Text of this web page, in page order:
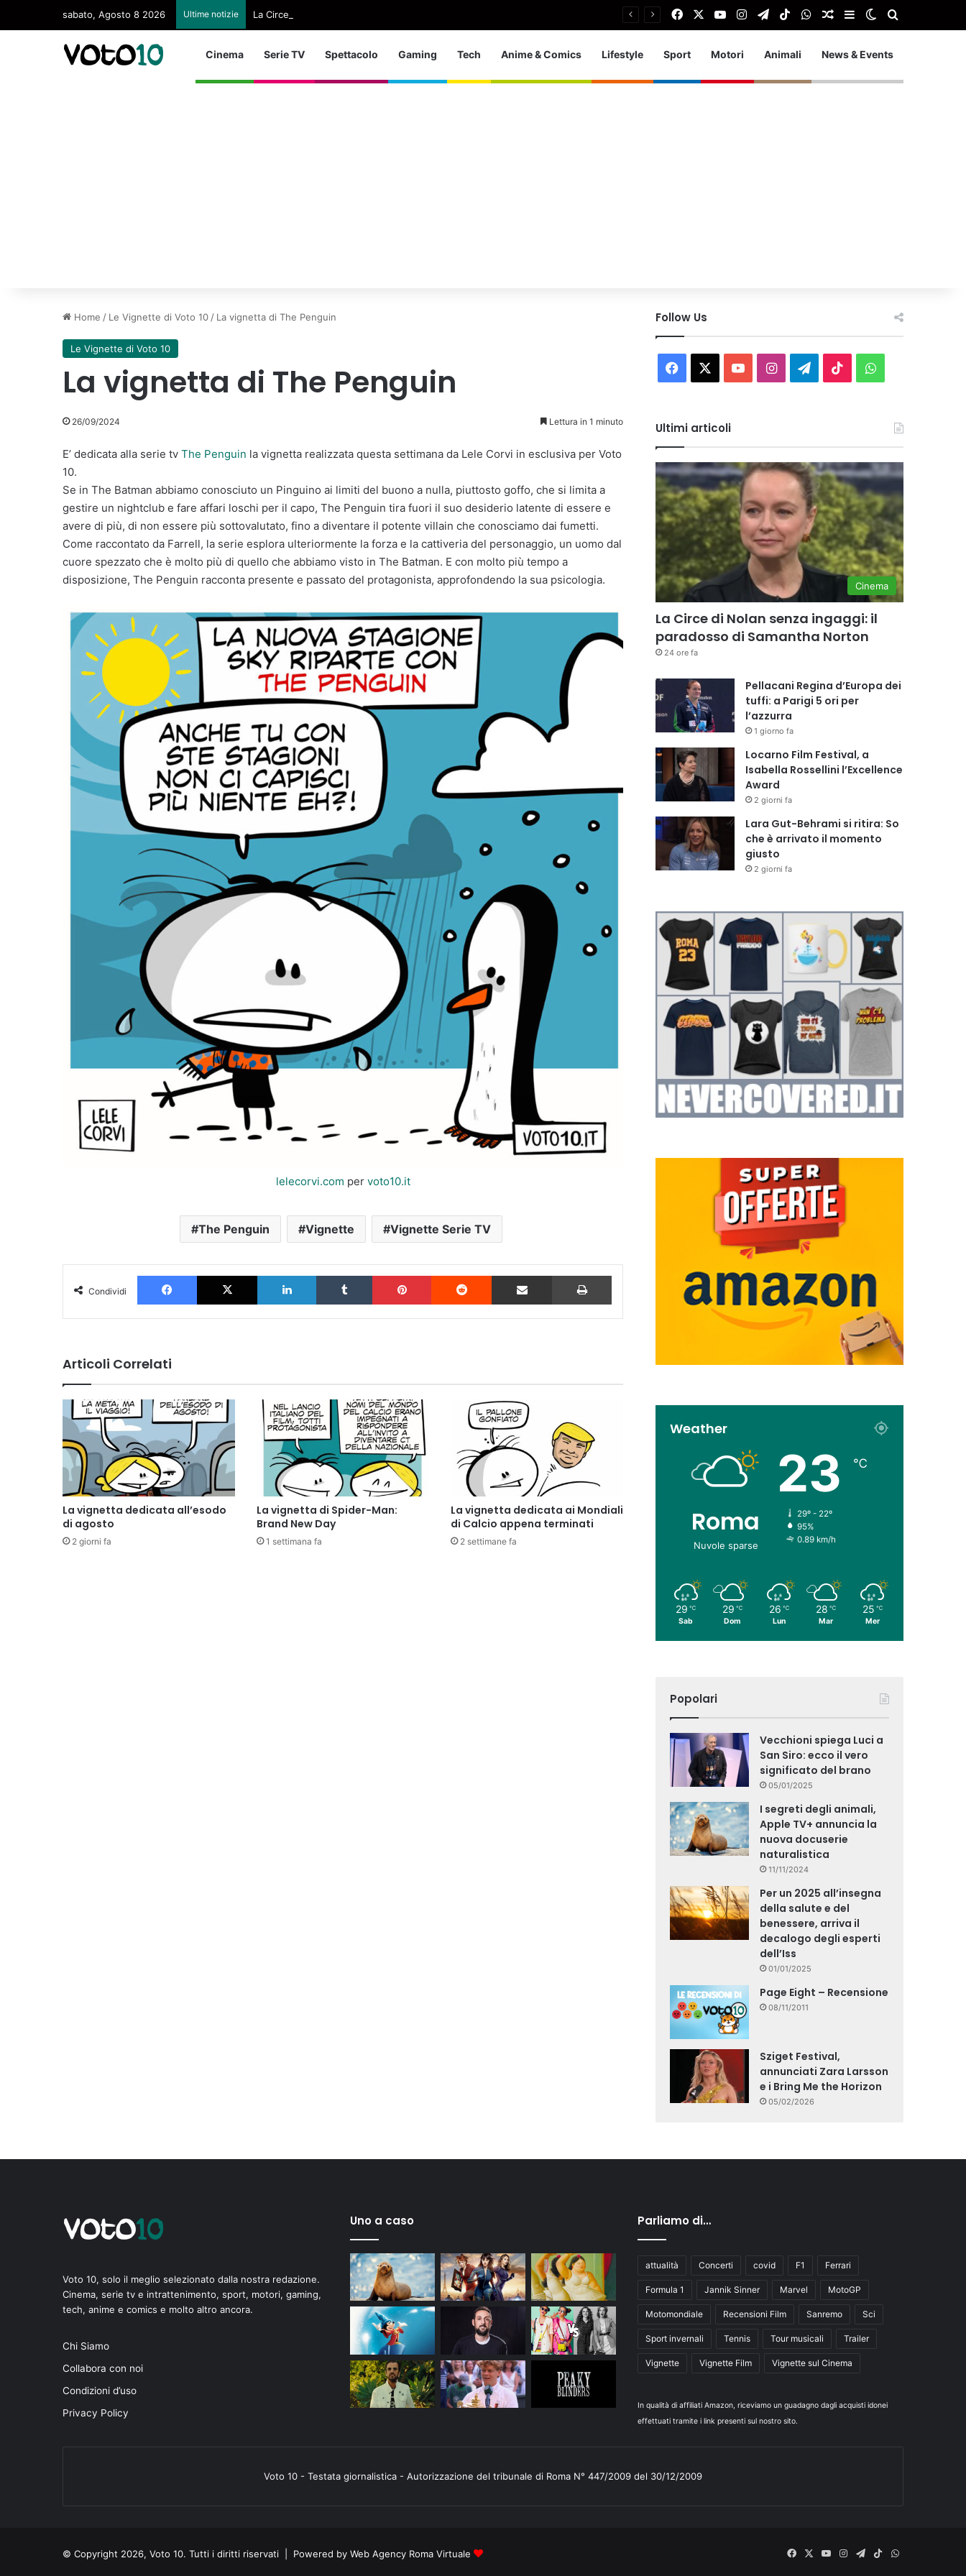
sabato, Agosto 8 2026 Ultime notizie La Circe di Nolan senza ingaggi: il paradosso di Samantha Norton FacebookYou TubeInstagram
TelegramTikTokWhatsApp
Articolo Random
Barra laterale
Cambia aspetto
Cinema Serie TV Spettacolo Gaming Tech Anime & Comics Lifestyle Sport Motori Animali News & Events
Home / Le Vignette di Voto 10 / La vignetta di The Penguin
Le Vignette di Voto 10
La vignetta di The Penguin
26/09/2024 Lettura in 1 minuto
E’ dedicata alla serie tv The Penguin la vignetta realizzata questa settimana da Lele Corvi in esclusiva per Voto
10.
Se in The Batman abbiamo conosciuto un Pinguino ai limiti del buono a nulla, piuttosto goffo, che si limita a
gestire un nightclub e fare affari loschi per il capo, The Penguin tira fuori il suo desiderio latente di essere e
avere di più, di non essere più sottovalutato, fino a diventare il potente villain che conosciamo dai fumetti.
Come raccontato da Farrell, la serie esplora ulteriormente la forza e la cattiveria del personaggio, un uomo dal
cuore spezzato che è molto più di quello che abbiamo visto in The Batman. E con molto più tempo a
disposizione, The Penguin racconta presente e passato del protagonista, approfondendo la sua psicologia.
lelecorvi.com per voto10.it
The Penguin Vignette Vignette Serie TV
Condividi
Facebook X LinkedIn Tumblr Pinterest Reddit Condividi via Email Stampa
Articoli Correlati
La vignetta dedicata all’esodo
di agosto
2 giorni fa
La vignetta di Spider-Man:
Brand New Day
1 settimana fa
La vignetta dedicata ai Mondiali
di Calcio appena terminati
2 settimane fa
Follow Us
Facebook You InstagramTelegram
TikTokWhatsApp
Ultimi articoli
Cinema
La Circe di Nolan senza ingaggi: il
paradosso di Samantha Norton
24 ore fa
Pellacani Regina d’Europa dei
tuffi: a Parigi 5 ori per
l’azzurra
1 giorno fa
Locarno Film Festival, a
Isabella Rossellini l’Excellence
Award
2 giorni fa
Lara Gut-Behrami si ritira: So
che è arrivato il momento
giusto
2 giorni fa
Weather
Roma
Nuvole sparse
23 ℃
29º - 22º
95%
0.89 km/h
29 ℃
Sab
29 ℃
Dom
26 ℃
Lun
28 ℃
Mar
25 ℃
Mer
Popolari
Vecchioni spiega Luci a
San Siro: ecco il vero
significato del brano
05/01/2025
I segreti degli animali,
Apple TV+ annuncia la
nuova docuserie
naturalistica
11/11/2024
Per un 2025 all’insegna
della salute e del
benessere, arriva il
decalogo degli esperti
dell’Iss
01/01/2025
Page Eight – Recensione
08/11/2011
Sziget Festival,
annunciati Zara Larsson
e i Bring Me the Horizon
05/02/2026
Voto 10, solo il meglio selezionato dalla nostra redazione.
Cinema, serie tv e intrattenimento, sport, motori, gaming,
tech, anime e comics e molto altro ancora.
Chi Siamo
Collabora con noi
Condizioni d’uso
Privacy Policy
Uno a caso Parliamo di…
attualità Concerti covid F1 Ferrari
Formula 1 Jannik Sinner Marvel MotoGP
Motomondiale Recensioni Film Sanremo Sci
Sport invernali Tennis Tour musicali Trailer
Vignette Vignette Film Vignette sul Cinema
In qualità di affiliati Amazon, riceviamo un guadagno dagli acquisti idonei
effettuati tramite i link presenti sul nostro sito.
Voto 10 - Testata giornalistica - Autorizzazione del tribunale di Roma N° 447/2009 del 30/12/2009
© Copyright 2026, Voto 10. Tutti i diritti riservati | Powered by Web Agency Roma Virtuale Facebook
X
YouInstagram
Telegram
TikTokWhatsApp